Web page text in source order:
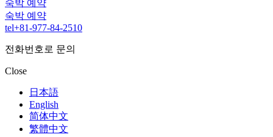
숙박 예약
숙박 예약
tel+81-977-84-2510
전화번호로 문의
Close
日本語
English
简体中文
繁體中文